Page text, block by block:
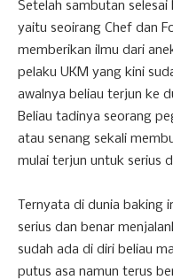
Setelah sambutan
yaitu seoirang Chef dan
memberikan ilmu dari
pelaku UKM yang kini
awalnya beliau terjun ke
Beliau tadinya seorang
atau senang sekali
mulai terjun untuk serius
Ternyata di dunia baking
serius dan benar
sudah ada di diri beliau
putus asa namun terus